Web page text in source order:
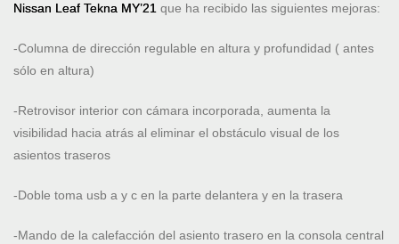
Nissan Leaf Tekna MY’21 que ha recibido las siguientes mejoras:
-Columna de dirección regulable en altura y profundidad ( antes
sólo en altura)
-Retrovisor interior con cámara incorporada, aumenta la
visibilidad hacia atrás al eliminar el obstáculo visual de los
asientos traseros
-Doble toma usb a y c en la parte delantera y en la trasera
-Mando de la calefacción del asiento trasero en la consola central